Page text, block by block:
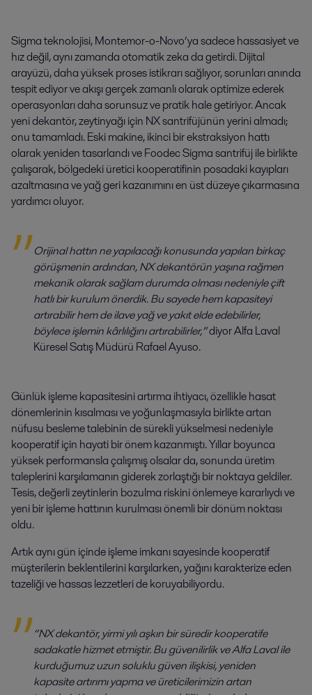
Sigma teknolojisi, Montemor-o-Novo’ya sadece hassasiyet ve
hız değil, aynı zamanda otomatik zeka da getirdi. Dijital
arayüzü, daha yüksek proses istikrarı sağlıyor, sorunları anında
tespit ediyor ve akışı gerçek zamanlı olarak optimize ederek
operasyonları daha sorunsuz ve pratik hale getiriyor. Ancak
yeni dekantör, zeytinyağı için NX santrifüjünün yerini almadı;
onu tamamladı. Eski makine, ikinci bir ekstraksiyon hattı
olarak yeniden tasarlandı ve Foodec Sigma santrifüj ile birlikte
çalışarak, bölgedeki üretici kooperatifinin posadaki kayıpları
azaltmasına ve yağ geri kazanımını en üst düzeye çıkarmasına
yardımcı oluyor.
Orijinal hattın ne yapılacağı konusunda yapılan birkaç
görüşmenin ardından, NX dekantörün yaşına rağmen
mekanik olarak sağlam durumda olması nedeniyle çift
hatlı bir kurulum önerdik. Bu sayede hem kapasiteyi
artırabilir hem de ilave yağ ve yakıt elde edebilirler,
böylece işlemin kârlılığını artırabilirler,”diyor Alfa Laval
Küresel Satış Müdürü Rafael Ayuso.
Günlük işleme kapasitesini artırma ihtiyacı, özellikle hasat
dönemlerinin kısalması ve yoğunlaşmasıyla birlikte artan
nüfusu besleme talebinin de sürekli yükselmesi nedeniyle
kooperatif için hayati bir önem kazanmıştı. Yıllar boyunca
yüksek performansla çalışmış olsalar da, sonunda üretim
taleplerini karşılamanın giderek zorlaştığı bir noktaya geldiler.
Tesis, değerli zeytinlerin bozulma riskini önlemeye kararlıydı ve
yeni bir işleme hattının kurulması önemli bir dönüm noktası
oldu.
Artık aynı gün içinde işleme imkanı sayesinde kooperatif
müşterilerin beklentilerini karşılarken, yağını karakterize eden
tazeliği ve hassas lezzetleri de koruyabiliyordu.
“NX dekantör, yirmi yılı aşkın bir süredir kooperatife
sadakatle hizmet etmiştir. Bu güvenilirlik ve Alfa Laval ile
kurduğumuz uzun soluklu güven ilişkisi, yeniden
kapasite artırımı yapma ve üreticilerimizin artan